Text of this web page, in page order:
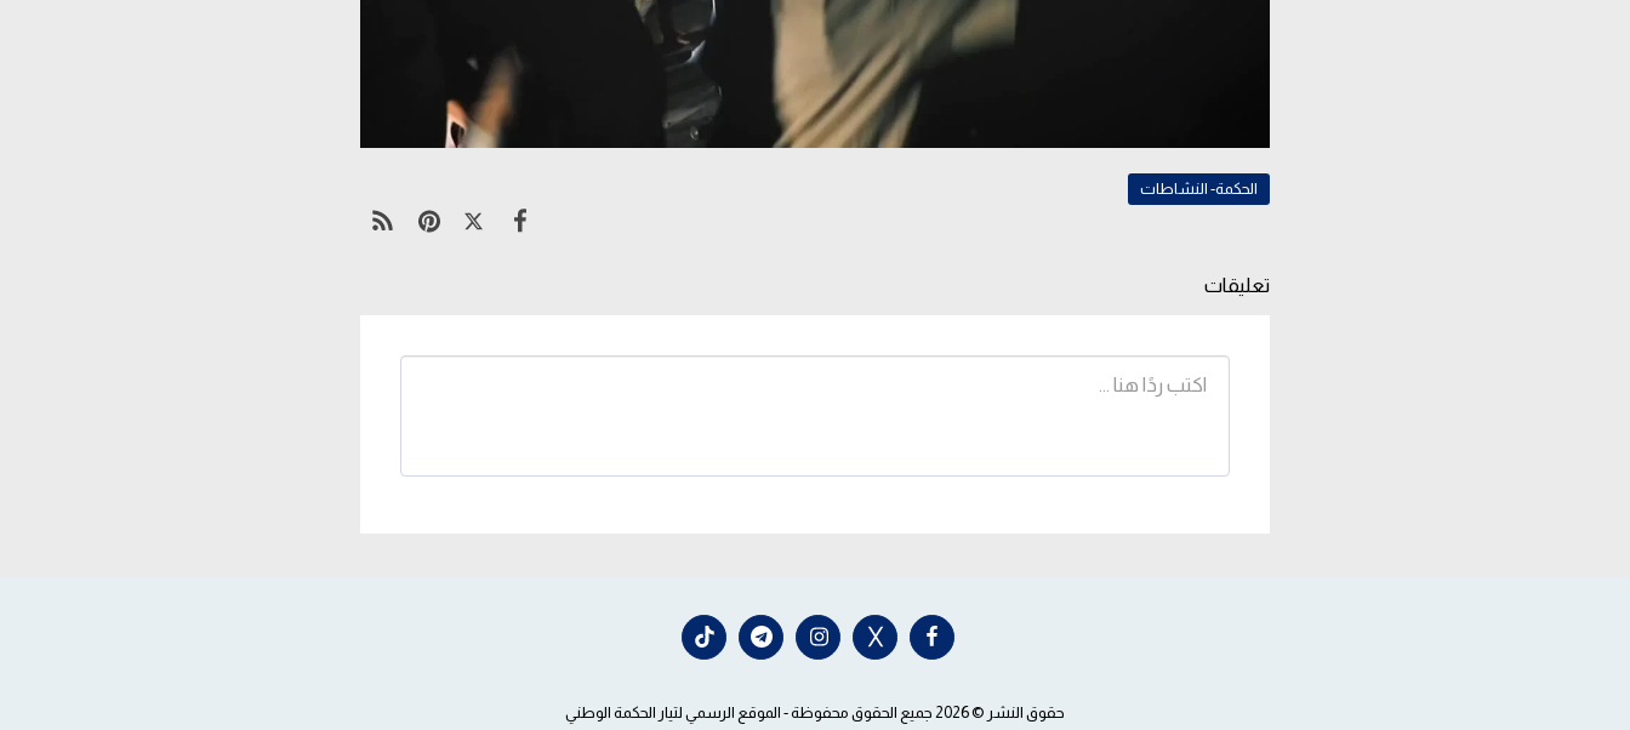
الحكمة- النشاطات
تعليقات
حقوق النشر © 2026 جميع الحقوق محفوظة - الموقع الرسمي لتيار الحكمة الوطني